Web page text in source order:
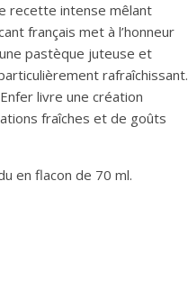
recette intense mêlant
français met à l’honneur
pastèque juteuse et
rafraîchissant.
livre une création
fraîches et de goûts
en flacon de 70 ml.